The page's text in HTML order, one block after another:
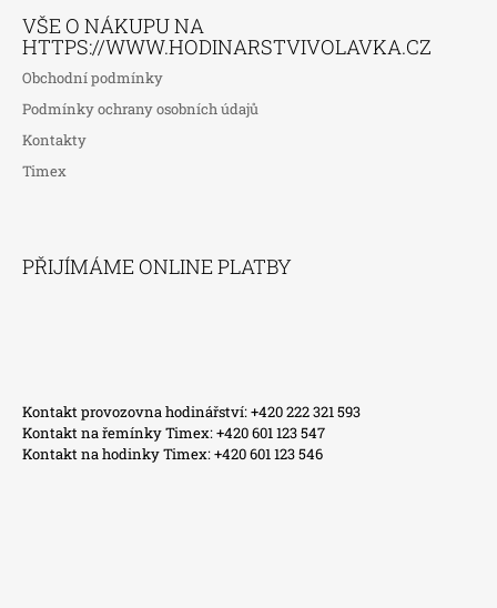
VŠE O NÁKUPU NA
HTTPS://WWW.HODINARSTVIVOLAVKA.CZ
Obchodní podmínky
Podmínky ochrany osobních údajů
Kontakty
Timex
PŘIJÍMÁME ONLINE PLATBY
Kontakt provozovna hodinářství: +420 222 321 593
Kontakt na řemínky Timex: +420 601 123 547
Kontakt na hodinky Timex: +420 601 123 546